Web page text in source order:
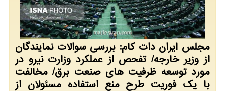
مجلس ایران دات کام: بررسی سوالات نمایندگان
از وزیر خارجه/ تفحص از عملکرد وزارت نیرو در
مورد توسعه ظرفیت های صنعت برق/ مخالفت
با یک فوریت طرح منع استفاده مسئولان از